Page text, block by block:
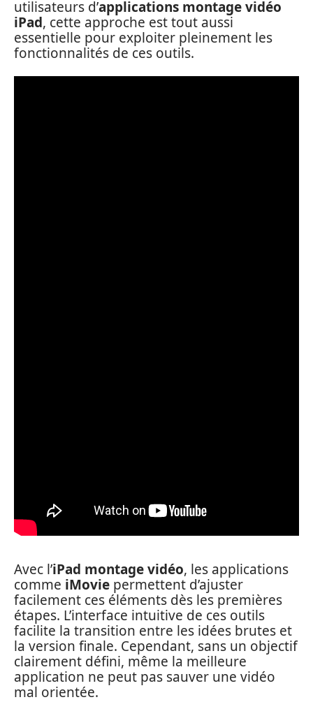
utilisateurs d’applications montage vidéo
iPad, cette approche est tout aussi
essentielle pour exploiter pleinement les
fonctionnalités de ces outils.
Avec l’iPad montage vidéo, les applications
comme iMovie permettent d’ajuster
facilement ces éléments dès les premières
étapes. L’interface intuitive de ces outils
facilite la transition entre les idées brutes et
la version finale. Cependant, sans un objectif
clairement défini, même la meilleure
application ne peut pas sauver une vidéo
mal orientée.